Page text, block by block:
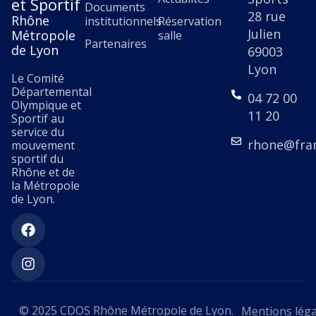
personnes
en
situation
handicap.
renforcer
les
compétences.
jeunes
avec
les
et
soutien
aux
athlètes
de
haut
En
savoir
plus
et Sportif
Rhône
Métropole
de Lyon
Le Comité
Départemental
Olympique et
Sportif au
service du
mouvement
sportif du
Rhône et de
la Métropole
de Lyon.
Documents
institutionnels
Partenaires
Réservation
salle
28 rue
Julien
69003
Lyon
04 72 00
11 20
© 2025 CDOS Rhône Métropole de Lyon. Mentions